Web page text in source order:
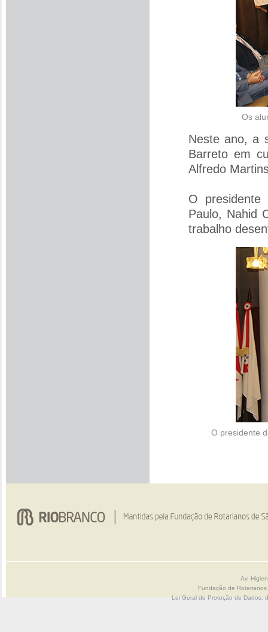
Os
Neste ano, a
Barreto em
Alfredo
O
Paulo, Nahid
trabalho
O presidente
Av.
Fundação de
Lei Geral de Proteção de Dados: